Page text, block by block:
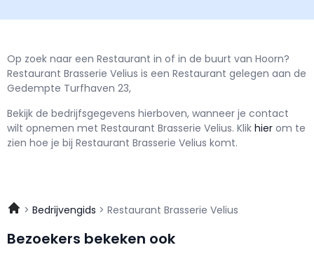
Op zoek naar een Restaurant in of in de buurt van Hoorn?
Restaurant Brasserie Velius is een Restaurant gelegen aan de
Gedempte Turfhaven 23,
Bekijk de bedrijfsgegevens hierboven, wanneer je contact
wilt opnemen met Restaurant Brasserie Velius. Klik hier om te
zien hoe je bij Restaurant Brasserie Velius komt.
Bedrijvengids Restaurant Brasserie Velius
Bezoekers bekeken ook